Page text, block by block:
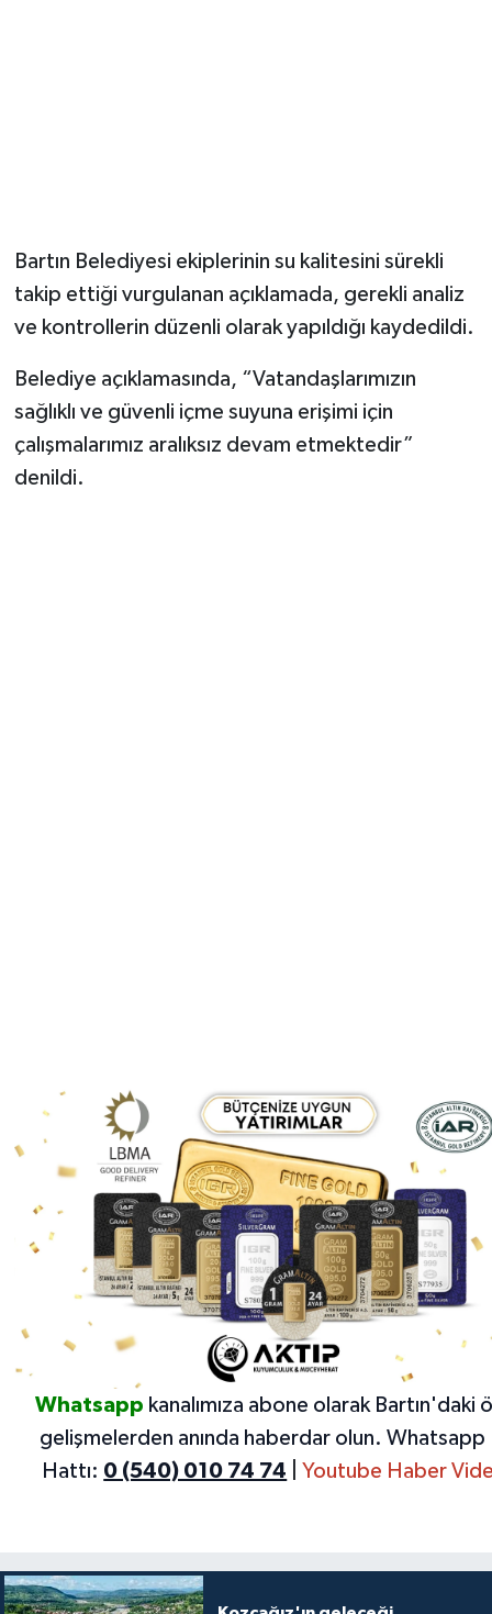
Bartın Belediyesi ekiplerinin su kalitesini sürekli
takip ettiği vurgulanan açıklamada, gerekli analiz
ve kontrollerin düzenli olarak yapıldığı kaydedildi.
Belediye açıklamasında, “Vatandaşlarımızın
sağlıklı ve güvenli içme suyuna erişimi için
çalışmalarımız aralıksız devam etmektedir”
denildi.
Whatsapp kanalımıza abone olarak Bartın'daki
gelişmelerden anında haberdar olun. Whatsapp
Hattı: 0 (540) 010 74 74 Youtube Haber